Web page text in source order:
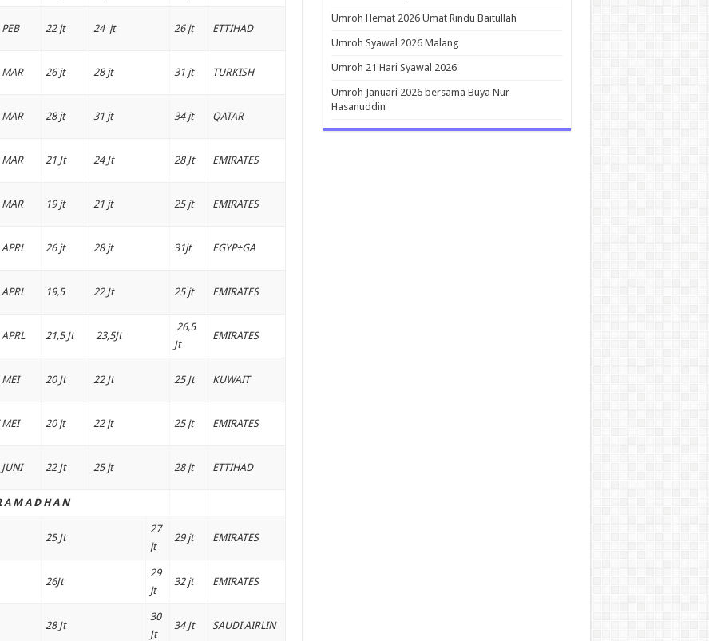
22 jt 24 jt 26 jt ETTIHAD
MAR 26 jt 28 jt 31 jt TURKISH
28 jt 31 jt 34 jt QATAR
21 Jt 24 Jt 28 Jt EMIRATES
19 jt 21 jt 25 jt EMIRATES
APRL 26 jt 28 jt 31jt EGYP+GA
APRL 19,5 22 Jt 25 jt EMIRATES
21,5 Jt 23,5Jt
26,5
Jt
EMIRATES
MEI 20 Jt 22 Jt 25 Jt KUWAIT
MEI 20 jt 22 jt 25 jt EMIRATES
22 Jt 25 jt 28 jt ETTIHAD
A M A D H A N
25 Jt
27
jt
29 jt EMIRATES
26Jt
29
jt
32 jt EMIRATES
28 Jt
30
Jt
34 Jt SAUDI AIRLIN
Umroh Hemat 2026 Umat Rindu Baitullah
Umroh Syawal 2026 Malang
Umroh 21 Hari Syawal 2026
Umroh Januari 2026 bersama Buya Nur
Hasanuddin